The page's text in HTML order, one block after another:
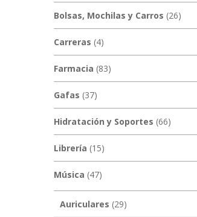
Bolsas, Mochilas y Carros (26)
Carreras (4)
Farmacia (83)
Gafas (37)
Hidratación y Soportes (66)
Librería (15)
Música (47)
Auriculares (29)